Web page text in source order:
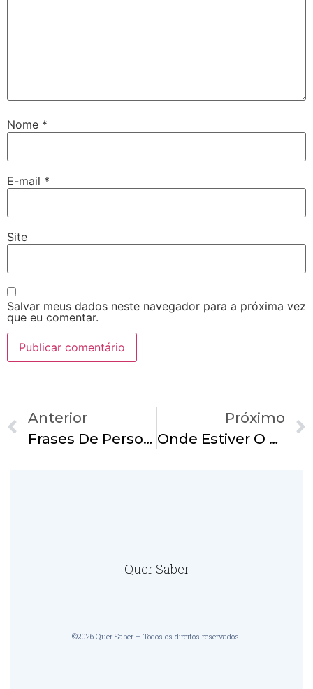
Nome *
E-mail *
Site
Salvar meus dados neste navegador para a próxima vez
que eu comentar.
Anterior
Frases De Personagens
Próximo
Onde Estiver O Seu Tesouro, Ali Estará O Seu Coração
Quer Saber
©2026 Quer Saber – Todos os direitos reservados.